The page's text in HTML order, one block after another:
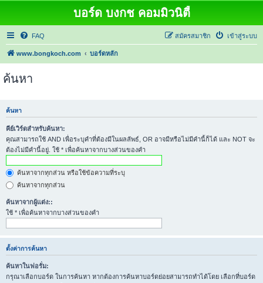
บอร์ด บงกช คอมมิวนิตี้
FAQ เข้าสู่ระบบ
สมัครสมาชิก
www.bongkoch.com บอร์ดหลัก
ค้นหา
ค้นหา
คีย์เวิร์ดสำหรับค้นหา:
คุณสามารถใช้ AND เพื่อระบุคำที่ต้องมีในผลลัพธ์, OR อาจมีหรือไม่มีคำนี้ก็ได้ และ NOT จะ
ต้องไม่มีคำนี้อยู่. ใช้ * เพื่อค้นหาจากบางส่วนของคำ
ค้นหาจากทุกส่วน หรือใช้ข้อความที่ระบุ
ค้นหาจากทุกส่วน
ค้นหาจากผู้แต่ง::
ใช้ * เพื่อค้นหาจากบางส่วนของคำ
ตั้งค่าการค้นหา
ค้นหาในฟอรั่ม:
กรุณาเลือกบอร์ด ในการค้นหา หากต้องการค้นหาบอร์ดย่อยสามารถทำได้โดย เลือกที่บอร์ด